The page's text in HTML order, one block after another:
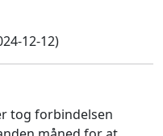
12-12)
tog forbindelsen